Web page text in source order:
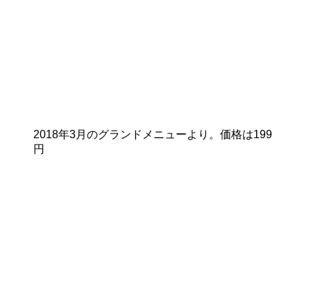
2018年3月のグランドメニューより。価格は199
円